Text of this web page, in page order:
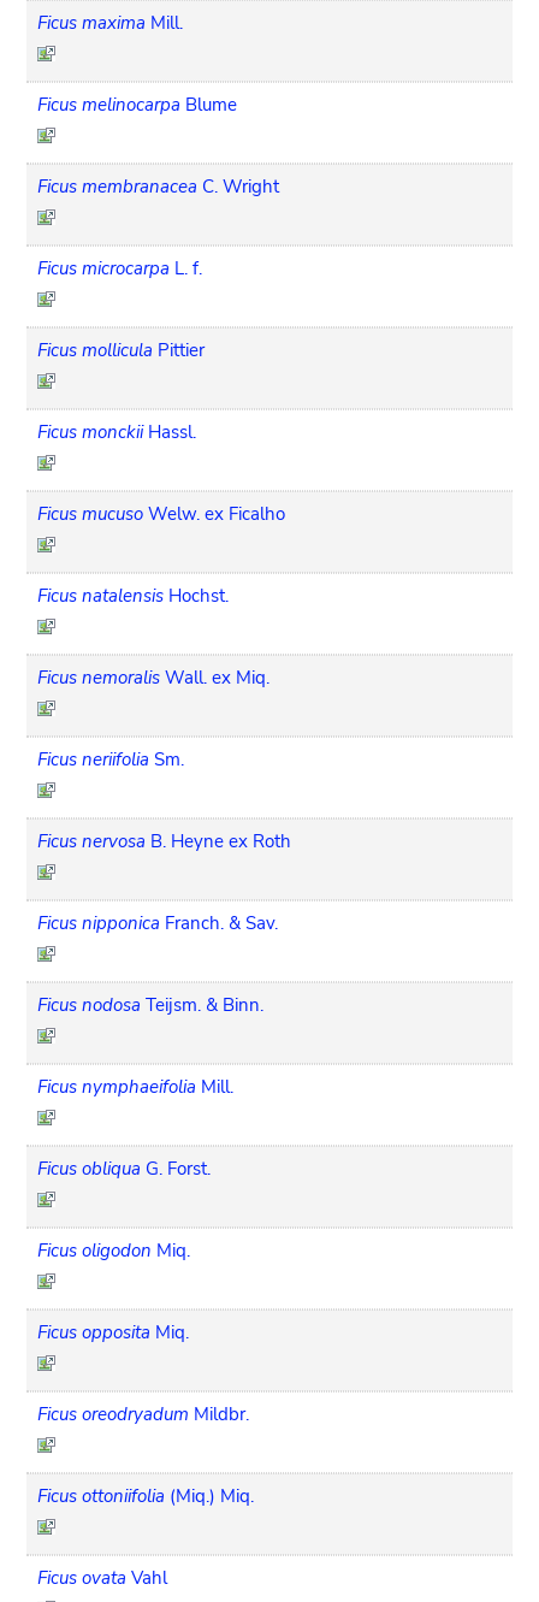
Ficus maxima Mill.
Ficus melinocarpa Blume
Ficus membranacea C. Wright
Ficus microcarpa L. f.
Ficus mollicula Pittier
Ficus monckii Hassl.
Ficus mucuso Welw. ex Ficalho
Ficus natalensis Hochst.
Ficus nemoralis Wall. ex Miq.
Ficus neriifolia Sm.
Ficus nervosa B. Heyne ex Roth
Ficus nipponica Franch. & Sav.
Ficus nodosa Teijsm. & Binn.
Ficus nymphaeifolia Mill.
Ficus obliqua G. Forst.
Ficus oligodon Miq.
Ficus opposita Miq.
Ficus oreodryadum Mildbr.
Ficus ottoniifolia (Miq.) Miq.
Ficus ovata Vahl